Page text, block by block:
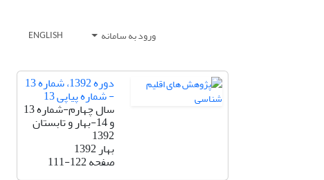
ورود به سامانه ENGLISH
دوره 1392، شماره 13
- شماره پیاپی 13
سال چهارم-شماره 13
و 14-بهار و تابستان
1392
بهار 1392
صفحه111-122